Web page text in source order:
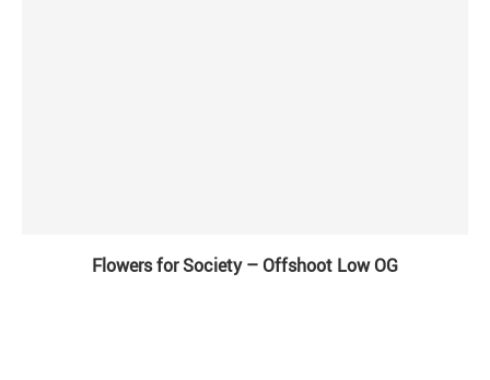
Flowers for Society – Offshoot Low OG